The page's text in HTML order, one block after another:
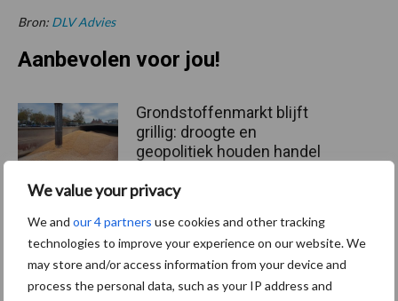
We value your privacy
We and our 4 partners use cookies and other tracking
technologies to improve your experience on our website. We
may store and/or access information from your device and
process the personal data, such as your IP address and
Bron: DLV Advies
Aanbevolen voor jou!
Grondstoffenmarkt blijft
grillig: droogte en
geopolitiek houden handel
De speenhuid: een vaak
onderschatte risicofactor
voor mastitis